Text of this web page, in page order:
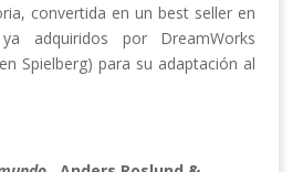
convertida en un best seller en
adquiridos por DreamWorks
Spielberg) para su adaptación al